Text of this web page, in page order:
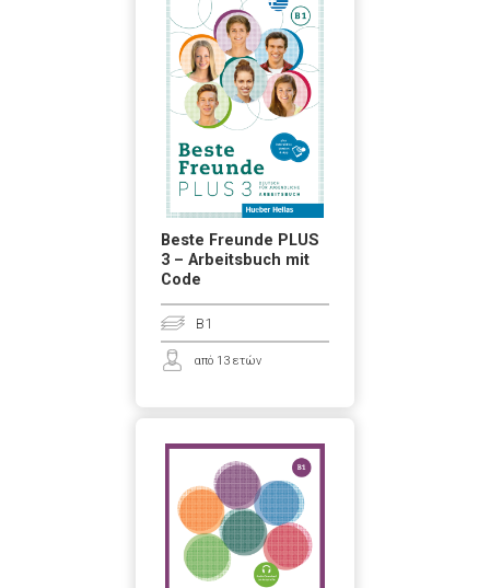
Beste Freunde PLUS
3 – Arbeitsbuch mit
Code
B1
από 13 ετών